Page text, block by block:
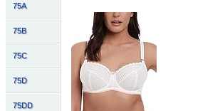
75A
75B
75C
75D
75DD